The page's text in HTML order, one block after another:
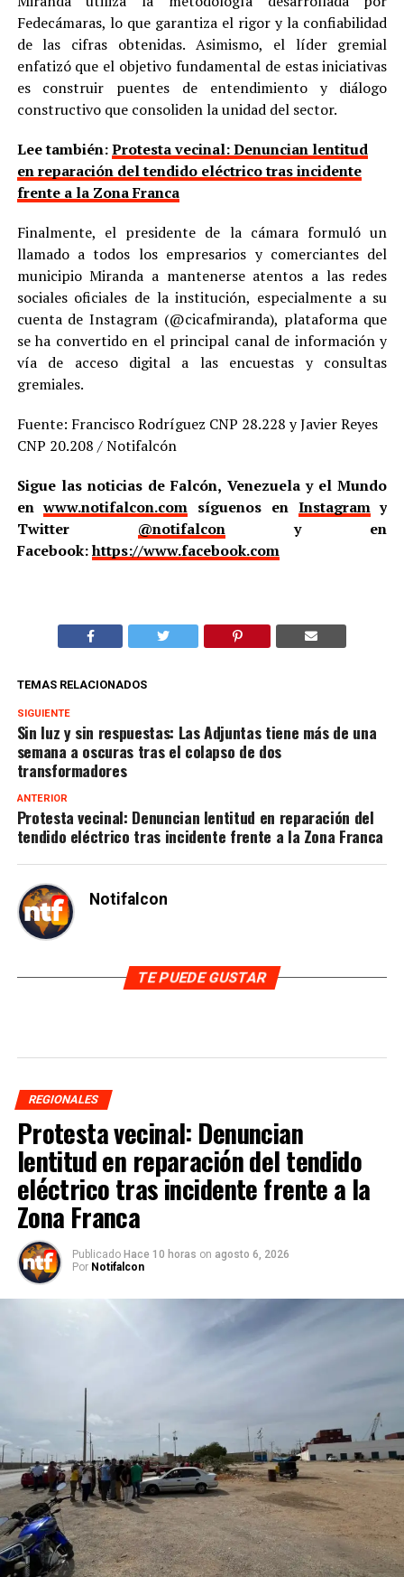
Fedecámaras, lo que garantiza el rigor y la confiabilidad
de las cifras obtenidas. Asimismo, el líder gremial
enfatizó que el objetivo fundamental de estas iniciativas
es construir puentes de entendimiento y diálogo
constructivo que consoliden la unidad del sector.
Lee también:Protesta vecinal: Denuncian lentitud
en reparación del tendido eléctrico tras incidente
frente a la Zona Franca
Finalmente, el presidente de la cámara formuló un
llamado a todos los empresarios y comerciantes del
municipio Miranda a mantenerse atentos a las redes
sociales oficiales de la institución, especialmente a su
cuenta de Instagram (@cicafmiranda), plataforma que
se ha convertido en el principal canal de información y
vía de acceso digital a las encuestas y consultas
gremiales.
Fuente: Francisco Rodríguez CNP 28.228 y Javier Reyes
CNP 20.208 / Notifalcón
Sigue las noticias de Falcón, Venezuela y el Mundo
enwww.notifalcon.com síguenos en Instagramy
Twitter @notifalcony en
Facebook:https://www.facebook.com
TEMAS RELACIONADOS
SIGUIENTE
Sin luz y sin respuestas: Las Adjuntas tiene más de una
semana a oscuras tras el colapso de dos
transformadores
ANTERIOR
Protesta vecinal: Denuncian lentitud en reparación del
tendido eléctrico tras incidente frente a la Zona Franca
Notifalcon
TE PUEDE GUSTAR
REGIONALES
Protesta vecinal: Denuncian
lentitud en reparación del tendido
eléctrico tras incidente frente a la
Zona Franca
Publicado Hace 10 horas on agosto 6, 2026
Por Notifalcon